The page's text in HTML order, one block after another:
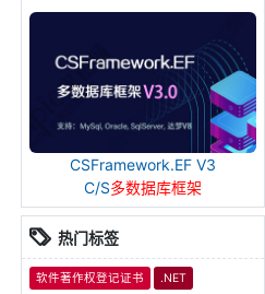
CSFramework.EF V3
C/S多数据库框架
热门标签
软件著作权登记证书 .NET